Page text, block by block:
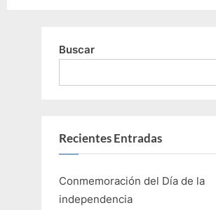
Buscar
Recientes Entradas
Conmemoración del Día de la
independencia